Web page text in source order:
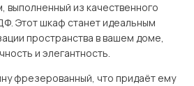
из качественного
Этот шкаф станет идеальным
пространства в вашем доме,
и элегантность.
фрезерованный, что придаёт ему